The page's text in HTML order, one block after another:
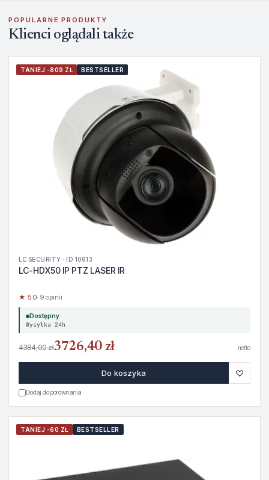
POPULARNE PRODUKTY
Klienci oglądali także
TANIEJ -809 ZŁ BESTSELLER
LC SECURITY · ID 10613
LC-HDX50 IP PTZ LASER IR
★ 5.0· 9 opinii
Dostępny
Wysyłka 24h
4384,00 zł3726,40 zł netto
Do koszyka ♡
Dodaj do porównania
TANIEJ -60 ZŁ BESTSELLER